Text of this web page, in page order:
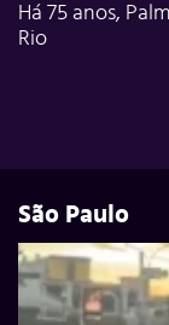
Há 75 anos,
Rio
São Paulo